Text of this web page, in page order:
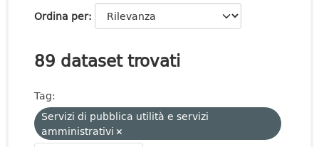
Ordina per
89 dataset trovati
Tag:
Servizi di pubblica utilità e servizi
amministrativi